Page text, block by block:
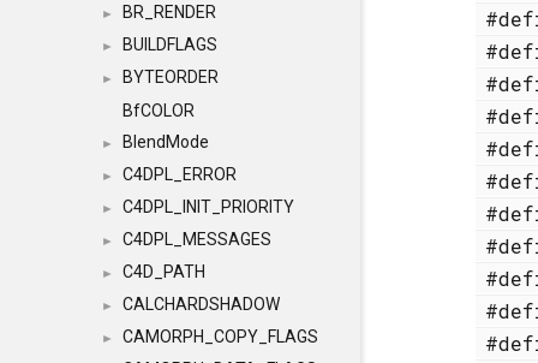
► BR_RENDER
► BUILDFLAGS
►
BYTEORDER
BfCOLOR
► BlendMode
► C4DPL_ERROR
► C4DPL_INIT_PRIORITY
► C4DPL_MESSAGES
► C4D_PATH
► CALCHARDSHADOW
►
CAMORPH_COPY_FLAGS